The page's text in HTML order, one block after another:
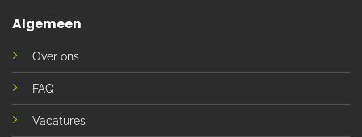
Algemeen
Over ons
FAQ
Vacatures